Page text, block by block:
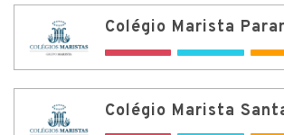
Colégio Marista
Colégio Marista